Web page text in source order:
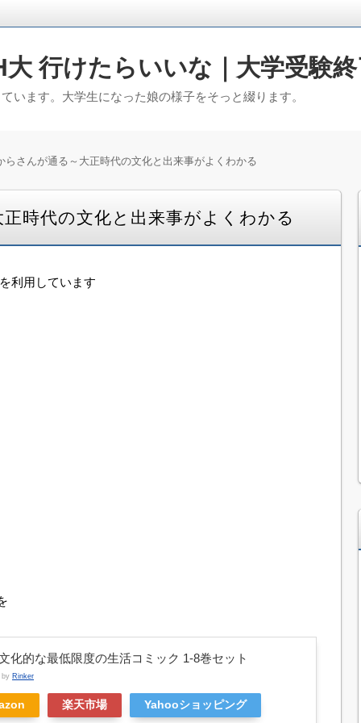
行けたらいいな｜大学受験
います。大学生になった娘の様子をそっと綴ります。
らさんが通る～大正時代の文化と出来事がよくわかる
時代の文化と出来事がよくわかる
利用しています
化的な最低限度の生活コミック 1-8巻セット
by Rinker
楽天市場 Yahooショッピング